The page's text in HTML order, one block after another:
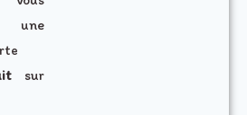
une
sur